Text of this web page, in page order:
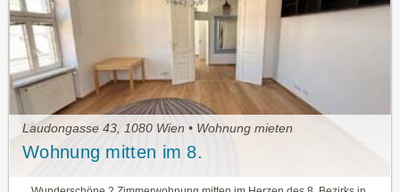
Laudongasse 43, 1080 Wien • Wohnung mieten
Wohnung mitten im 8.